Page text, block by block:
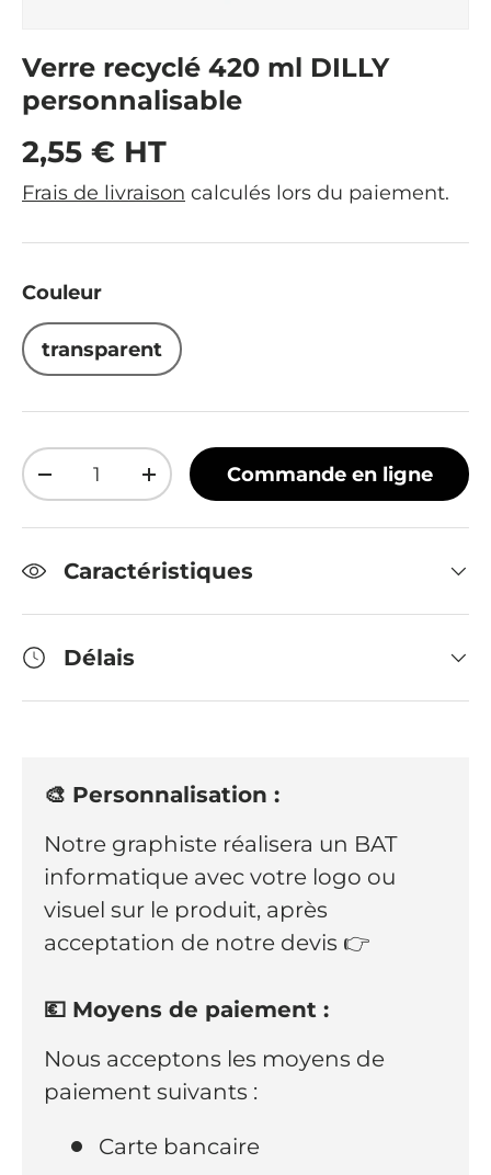
Verre recyclé 420 ml DILLY
personnalisable
Prix habituel
2,55 € HT
Frais de livraison calculés lors du paiement.
Couleur
transparent
Qté
Diminuer la quantité
Augmenter la quantité
Commande en ligne
Caractéristiques
Délais
🎨 Personnalisation :
Notre graphiste réalisera un BAT
informatique avec votre logo ou
visuel sur le produit, après
acceptation de notre devis 👉
💶 Moyens de paiement :
Nous acceptons les moyens de
paiement suivants :
Carte bancaire